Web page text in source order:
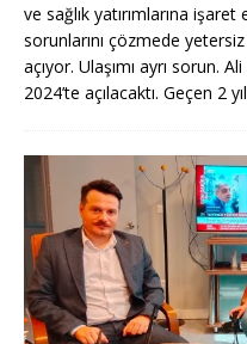
ve sağlık yatırımlarına
sorunlarını çözmede yetersiz
açıyor. Ulaşımı ayrı sorun.
2024’te açılacaktı. Geçen 2